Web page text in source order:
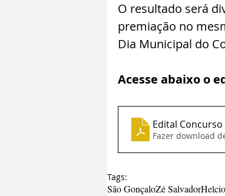
O resultado será
premiação no
Dia Municipal do
Acesse abaixo o
Edital Concurso
Fazer download
Tags:
São GonçaloZé Salvador